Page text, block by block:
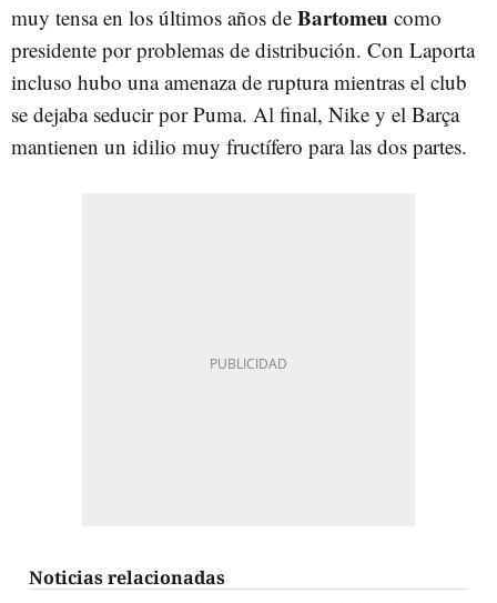
muy tensa en los últimos años de Bartomeu como
presidente por problemas de distribución. Con Laporta
incluso hubo una amenaza de ruptura mientras el club
se dejaba seducir por Puma. Al final, Nike y el Barça
mantienen un idilio muy fructífero para las dos partes.
Noticias relacionadas